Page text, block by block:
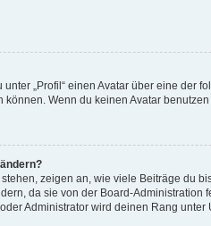
„Profil“ einen Avatar über eine der
Wenn du keinen Avatar
zeigen an, wie viele Beiträge du
da sie von der Board-
Administrator wird deinen Rang unter